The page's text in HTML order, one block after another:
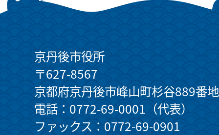
京丹後市役所
〒627-8567
京都府京丹後市峰山町杉谷889番地
電話：0772-69-0001（代表）
ファックス：0772-69-0901